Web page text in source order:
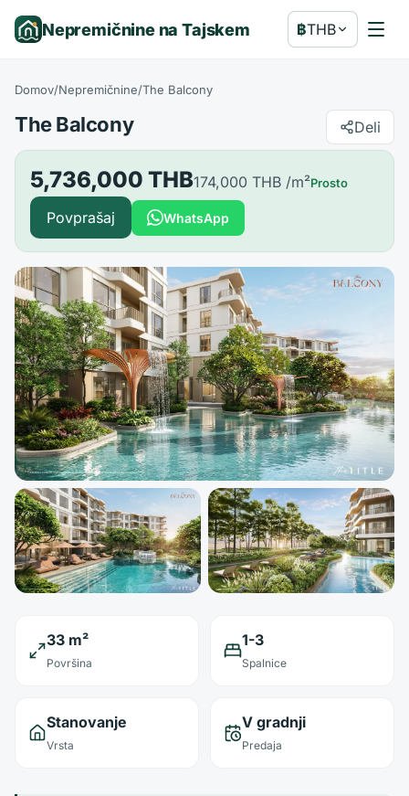
Nepremičnine na Tajskem ฿THB
Domov/Nepremičnine/The Balcony
The Balcony Deli
5,736,000 THB174,000 THB /m²Prosto
Povprašaj WhatsApp
33 m²
Površina
1-3
Spalnice
Stanovanje
Vrsta
V gradnji
Predaja